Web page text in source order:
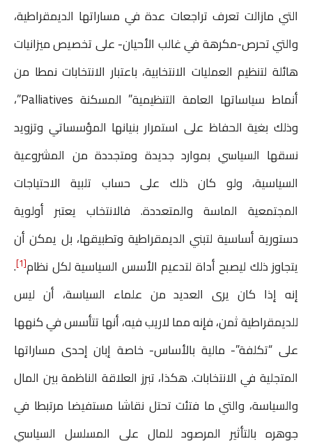
التي مازالت تعرف تراجعات عدة في مساراتها الديمقراطية،
والتي تحرص-مكرهة في غالب الأحيان- على تخصيص ميزانيات
هائلة لتنظيم العمليات الانتخابية، باعتبار الانتخابات نمطا من
أنماط سياساتها العامة التنظيمية” المسكنة Palliatives”،
وذلك بغية الحفاظ على استمرار بنيانها المؤسساتي وتزويد
نسقها السياسي بموارد جديدة ومتجددة من المشروعية
السياسية، ولو كان ذلك على حساب تلبية الاحتياجات
المجتمعية الماسة والمتعددة. فالانتخاب يعتبر أولوية
دستورية أساسية لتبني الديمقراطية وتطبيقها، بل يمكن أن
يتجاوز ذلك ليصبح أداة لتدعيم الأسس السياسية لكل نظام[1]
.
إنه إذا كان يرى العديد من علماء السياسة، أن ليس
للديمقراطية ثمن، فإنه مما لاريب فيه، أنها تتأسس في كنهها
على “تكلفة”- مالية بالأساس- خاصة إبان إحدى مساراتها
المتجلية في الانتخابات. هكذا، تبرز العلاقة الناظمة بين المال
والسياسة، والتي ما فتئت تحتل نقاشا مستفيضا مرتبطا في
جوهره بالتأثير المرصود للمال على المسلسل السياسي